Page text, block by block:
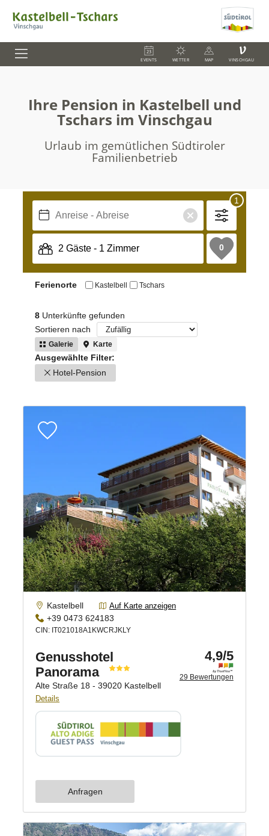
EVENTS WETTER MAP
V
VINSCHGAU
Ihre Pension in Kastelbell und
Tschars im Vinschgau
Urlaub im gemütlichen Südtiroler
Familienbetrieb